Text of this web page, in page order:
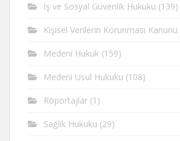
İş ve Sosyal Güvenlik Hukuku (139)
Kişisel Verilerin Korunması Kanunu
Medeni Hukuk (159)
Medeni Usul Hukuku (108)
Röportajlar (1)
Sağlık Hukuku (29)